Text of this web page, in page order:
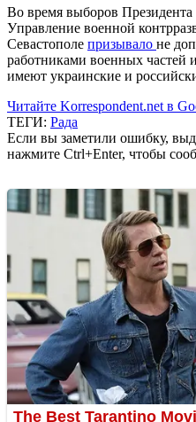
Во время выборов Президента
Управление военной
Севастополе призывало не
работниками военных
имеют украинские и
Читайте Korrespondent.net в
ТЕГИ: Рада
Если вы заметили ошибку,
нажмите Ctrl+Enter, чтобы